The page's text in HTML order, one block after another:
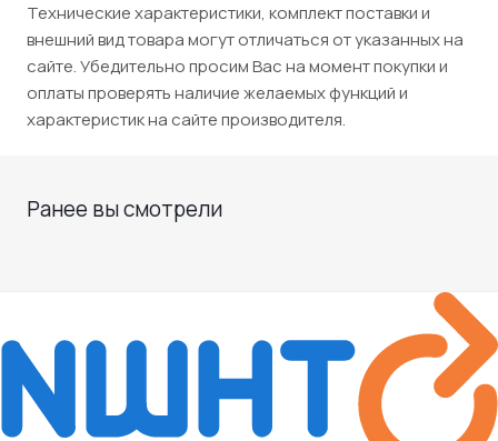
Технические характеристики, комплект поставки и
внешний вид товара могут отличаться от указанных на
сайте. Убедительно просим Вас на момент покупки и
оплаты проверять наличие желаемых функций и
характеристик на сайте производителя.
Ранее вы смотрели